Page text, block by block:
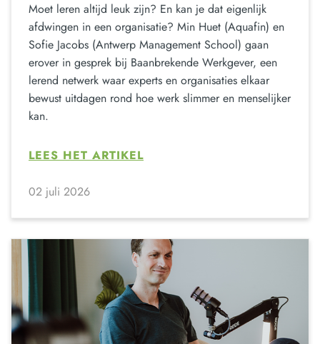
Moet leren altijd leuk zijn? En kan je dat eigenlijk
afdwingen in een organisatie? Min Huet (Aquafin) en
Sofie Jacobs (Antwerp Management School) gaan
erover in gesprek bij Baanbrekende Werkgever, een
lerend netwerk waar experts en organisaties elkaar
bewust uitdagen rond hoe werk slimmer en menselijker
kan.
LEES HET ARTIKEL
02 juli 2026